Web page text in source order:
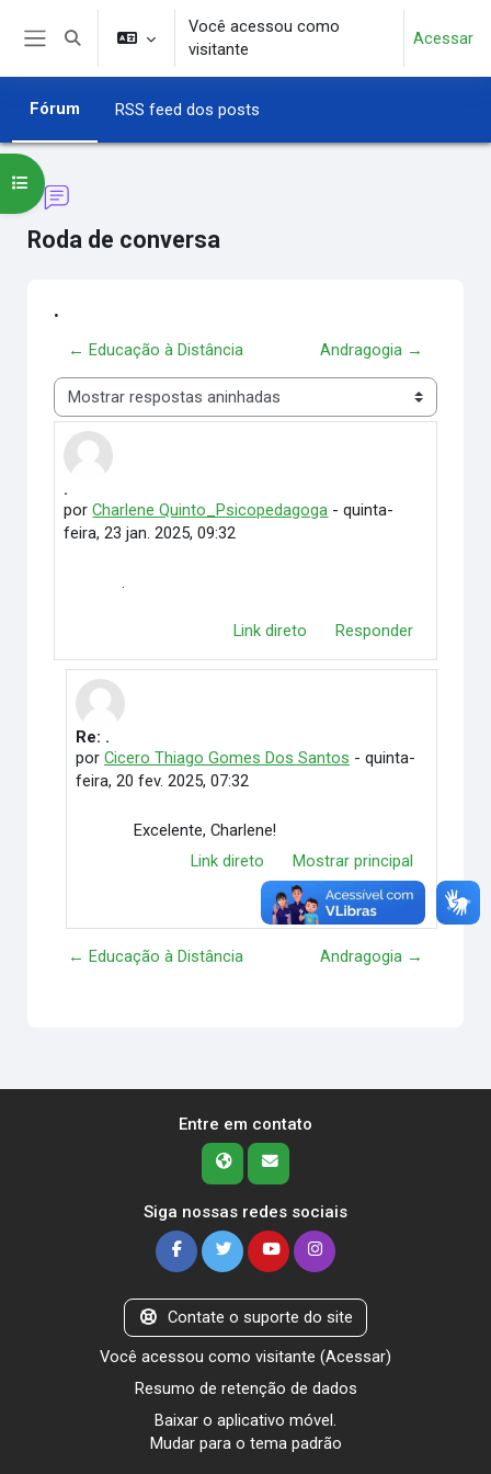
Ir para o conteúdo principal
Alternar entrada de pesquisa
Você acessou como
visitante
Acessar
Fórum RSS feed dos posts
Roda de conversa
Abrir índice do curso
.
← Educação à Distância Andragogia →
Modo de visualização
.
porCharlene Quinto_Psicopedagoga -quinta-
feira, 23 jan. 2025, 09:32
Número de respostas: 1
.
Link direto Responder
Em resposta à Charlene Quinto_Psicopedagoga
Re: .
por Cicero Thiago Gomes Dos Santos - quinta-
feira, 20 fev. 2025, 07:32
Excelente, Charlene!
Link direto
Mostrar principal
Responder
← Educação à Distância Andragogia →
Entre em contato
Siga nossas redes sociais
Contate o suporte do site
Você acessou como visitante (Acessar)
Resumo de retenção de dados
Baixar o aplicativo móvel.
Mudar para o tema padrão